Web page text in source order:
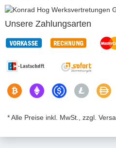
Unsere Zahlungsarten
* Alle Preise inkl. MwSt., zzgl.